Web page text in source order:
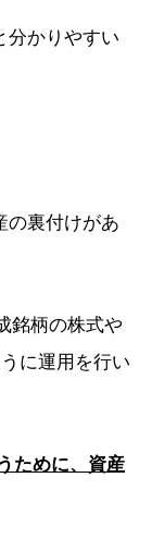
分かりやすい
の裏付けがあ
銘柄の株式や
に運用を行い
ために、資産